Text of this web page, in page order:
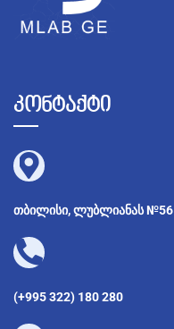
კონტაქტი
თბილისი, ლუბლიანას №56
(+995 322) 180 280